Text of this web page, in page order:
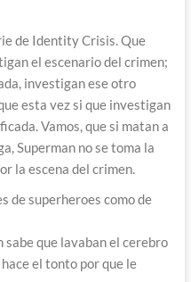
de Identity Crisis. Que
el escenario del crimen;
investigan ese otro
esta vez si que investigan
Vamos, que si matan a
Superman no se toma la
la escena del crimen.
de superheroes como de
sabe que lavaban el cerebro
el tonto por que le